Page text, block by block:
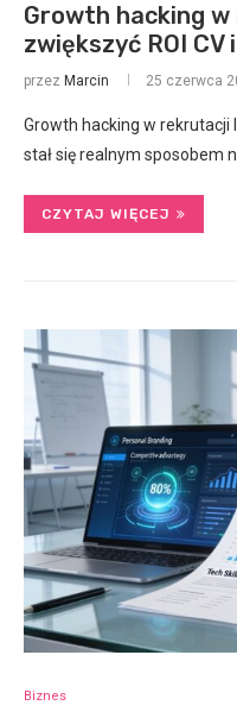
Growth hacking
zwiększyć ROI
przez Marcin 25 czerwca
Growth hacking w rekrutacji
stał się realnym sposobem
CZYTAJ WIĘCEJ
Biznes